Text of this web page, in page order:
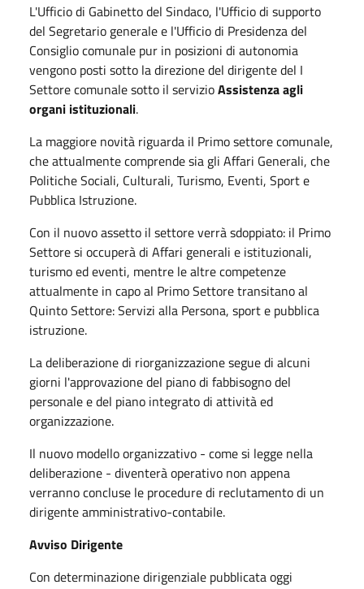
L'Ufficio di Gabinetto del Sindaco, l'Ufficio di supporto
del Segretario generale e l'Ufficio di Presidenza del
Consiglio comunale pur in posizioni di autonomia
vengono posti sotto la direzione del dirigente del I
Settore comunale sotto il servizioAssistenza agli
organi istituzionali.
La maggiore novità riguarda il Primo settore comunale,
che attualmente comprende sia gli Affari Generali, che
Politiche Sociali, Culturali, Turismo, Eventi, Sport e
Pubblica Istruzione.
Con il nuovo assetto il settore verrà sdoppiato: il Primo
Settore si occuperà di Affari generali e istituzionali,
turismo ed eventi, mentre le altre competenze
attualmente in capo al Primo Settore transitano al
Quinto Settore: Servizi alla Persona, sport e pubblica
istruzione.
La deliberazione di riorganizzazione segue di alcuni
giorni l'approvazione del piano di fabbisogno del
personale e del piano integrato di attività ed
organizzazione.
Il nuovo modello organizzativo - come si legge nella
deliberazione - diventerà operativo non appena
verranno concluse le procedure di reclutamento di un
dirigente amministrativo-contabile.
Avviso Dirigente
Con determinazione dirigenziale pubblicata oggi